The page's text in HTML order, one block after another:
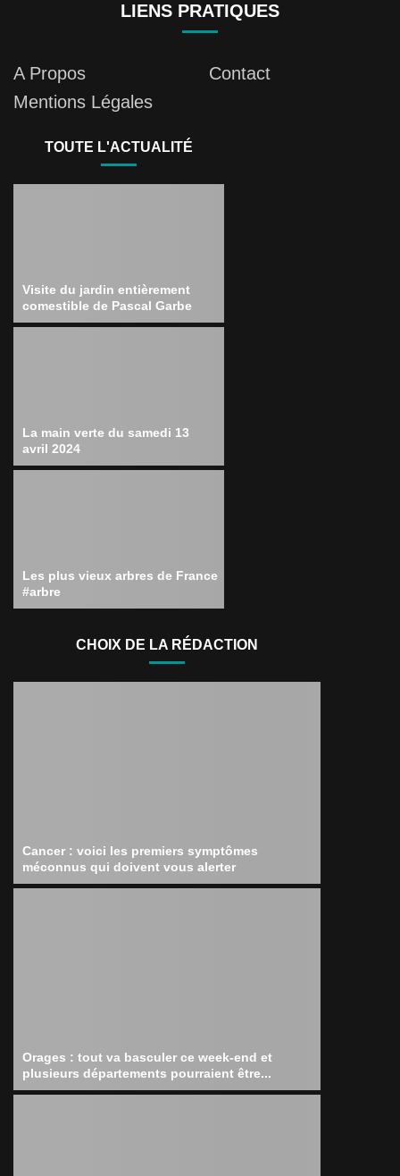
LIENS PRATIQUES
A Propos
Contact
Mentions Légales
TOUTE L'ACTUALITÉ
Visite du jardin entièrement
comestible de Pascal Garbe
La main verte du samedi 13
avril 2024
Les plus vieux arbres de France
#arbre
CHOIX DE LA RÉDACTION
Cancer : voici les premiers symptômes
méconnus qui doivent vous alerter
Orages : tout va basculer ce week-end et
plusieurs départements pourraient être...